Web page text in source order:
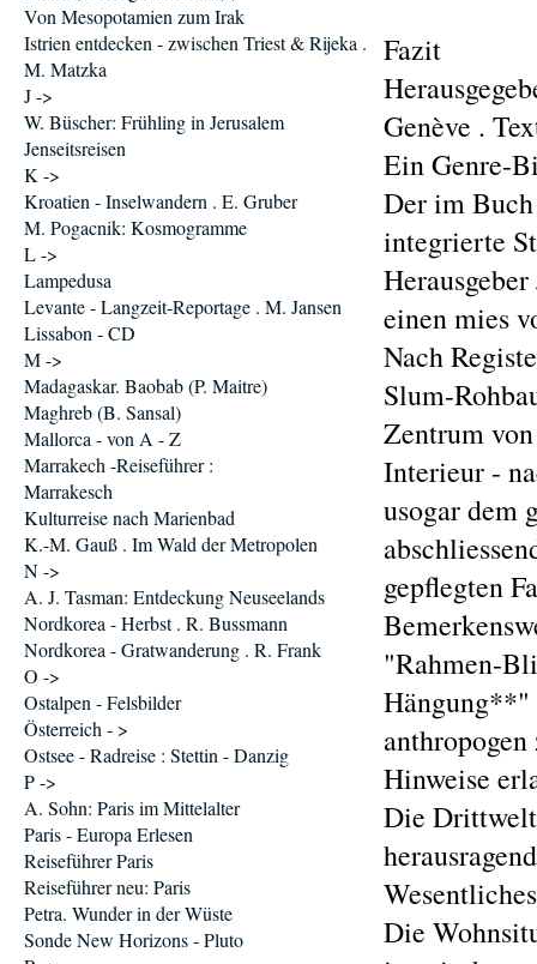
Fazit
Genève .
Ein Genre-
Der im
integrierte
einen mies
Nach
Slum-
Zentrum
Interieur -
usogar dem
gepflegten
"Rahmen-
Hängung**"
Hinweise
Die
Die
Von Mesopotamien zum Irak
Istrien entdecken - zwischen Triest & Rijeka .
M. Matzka
J ->
W. Büscher: Frühling in Jerusalem
Jenseitsreisen
K ->
Kroatien - Inselwandern . E. Gruber
M. Pogacnik: Kosmogramme
L ->
Lampedusa
Levante - Langzeit-Reportage . M. Jansen
Lissabon - CD
M ->
Madagaskar. Baobab (P. Maitre)
Maghreb (B. Sansal)
Mallorca - von A - Z
Marrakech -Reiseführer :
Marrakesch
Kulturreise nach Marienbad
K.-M. Gauß . Im Wald der Metropolen
N ->
A. J. Tasman: Entdeckung Neuseelands
Nordkorea - Herbst . R. Bussmann
Nordkorea - Gratwanderung . R. Frank
O ->
Ostalpen - Felsbilder
Österreich - >
Ostsee - Radreise : Stettin - Danzig
P ->
A. Sohn: Paris im Mittelalter
Paris - Europa Erlesen
Reiseführer Paris
Reiseführer neu: Paris
Petra. Wunder in der Wüste
Sonde New Horizons - Pluto